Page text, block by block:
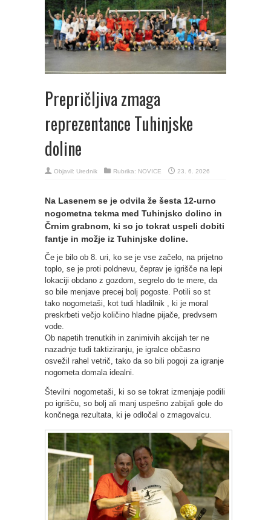
Prepričljiva zmaga
reprezentance Tuhinjske
doline
Objavil: Urednik Rubrika: NOVICE 23. 6. 2026
Na Lasenem se je odvila že šesta 12-urno
nogometna tekma med Tuhinjsko dolino in
Črnim grabnom, ki so jo tokrat uspeli dobiti
fantje in možje iz Tuhinjske doline.
Če je bilo ob 8. uri, ko se je vse začelo, na prijetno
toplo, se je proti poldnevu, čeprav je igrišče na lepi
lokaciji obdano z gozdom, segrelo do te mere, da
so bile menjave precej bolj pogoste. Potili so st
tako nogometaši, kot tudi hladilnik , ki je moral
preskrbeti večjo količino hladne pijače, predvsem
vode.
Ob napetih trenutkih in zanimivih akcijah ter ne
nazadnje tudi taktiziranju, je igralce občasno
osvežil rahel vetrič, tako da so bili pogoji za igranje
nogometa domala idealni.
Številni nogometaši, ki so se tokrat izmenjaje podili
po igrišču, so bolj ali manj uspešno zabijali gole do
končnega rezultata, ki je odločal o zmagovalcu.